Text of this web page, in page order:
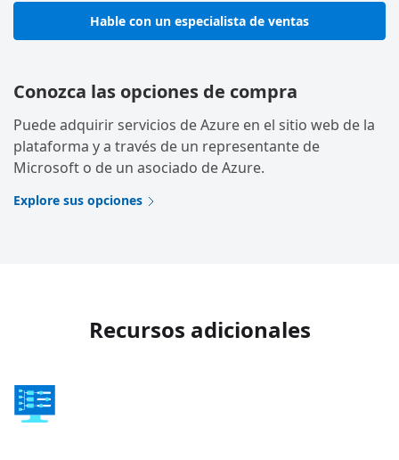
Hable con un especialista de ventas
Conozca las opciones de compra
Puede adquirir servicios de Azure en el sitio web de la
plataforma y a través de un representante de
Microsoft o de un asociado de Azure.
Explore sus opciones
Recursos adicionales